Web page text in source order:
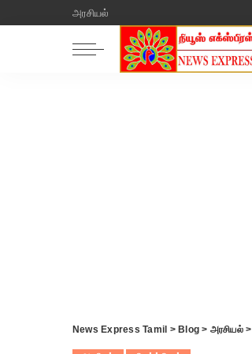
அரசியல்
News Express Tamil > Blog > அரசியல்>